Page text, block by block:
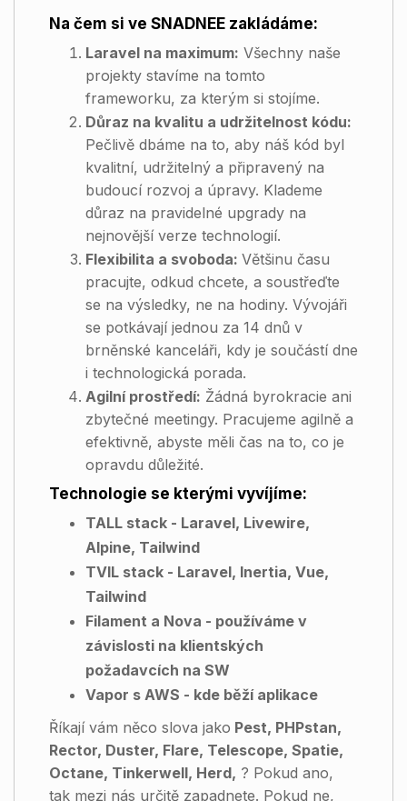
Na čem si ve SNADNEE zakládáme:
Laravel na maximum: Všechny naše
projekty stavíme na tomto
frameworku, za kterým si stojíme.
Důraz na kvalitu a udržitelnost kódu:
Pečlivě dbáme na to, aby náš kód byl
kvalitní, udržitelný a připravený na
budoucí rozvoj a úpravy. Klademe
důraz na pravidelné upgrady na
nejnovější verze technologií.
Flexibilita a svoboda: Většinu času
pracujte, odkud chcete, a soustřeďte
se na výsledky, ne na hodiny. Vývojáři
se potkávají jednou za 14 dnů v
brněnské kanceláři, kdy je součástí dne
i technologická porada.
Agilní prostředí: Žádná byrokracie ani
zbytečné meetingy. Pracujeme agilně a
efektivně, abyste měli čas na to, co je
opravdu důležité.
Technologie se kterými vyvíjíme:
TALL stack - Laravel, Livewire,
Alpine, Tailwind
TVIL stack - Laravel, Inertia, Vue,
Tailwind
Filament a Nova - používáme v
závislosti na klientských
požadavcích na SW
Vapor s AWS - kde běží aplikace
Říkají vám něco slova jako Pest, PHPstan,
Rector, Duster, Flare, Telescope, Spatie,
Octane, Tinkerwell, Herd, ? Pokud ano,
tak mezi nás určitě zapadnete. Pokud ne,